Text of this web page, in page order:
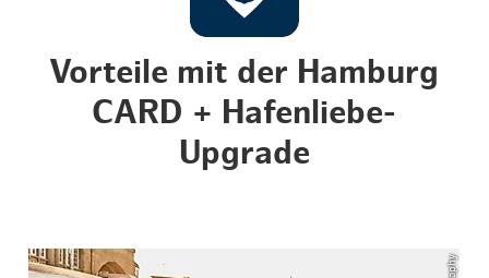
Vorteile mit der Hamburg
CARD + Hafenliebe-
Upgrade